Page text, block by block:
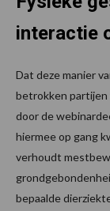
interactie
Dat deze manier
betrokken partijen
door de
hiermee op gang
verhoudt
bepaalde